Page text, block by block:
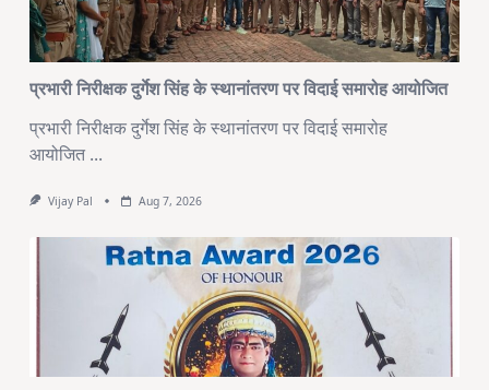
प्रभारी निरीक्षक दुर्गेश सिंह के स्थानांतरण पर विदाई समारोह आयोजित
प्रभारी निरीक्षक दुर्गेश सिंह के स्थानांतरण पर विदाई समारोह
आयोजित ...
Vijay Pal Aug 7, 2026